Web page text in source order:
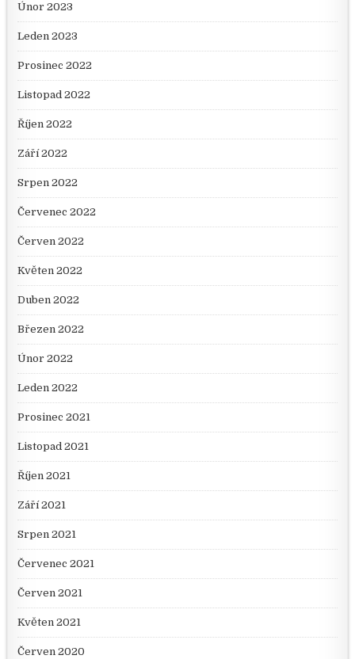
Únor 2023
Leden 2023
Prosinec 2022
Listopad 2022
Říjen 2022
Září 2022
Srpen 2022
Červenec 2022
Červen 2022
Květen 2022
Duben 2022
Březen 2022
Únor 2022
Leden 2022
Prosinec 2021
Listopad 2021
Říjen 2021
Září 2021
Srpen 2021
Červenec 2021
Červen 2021
Květen 2021
Červen 2020